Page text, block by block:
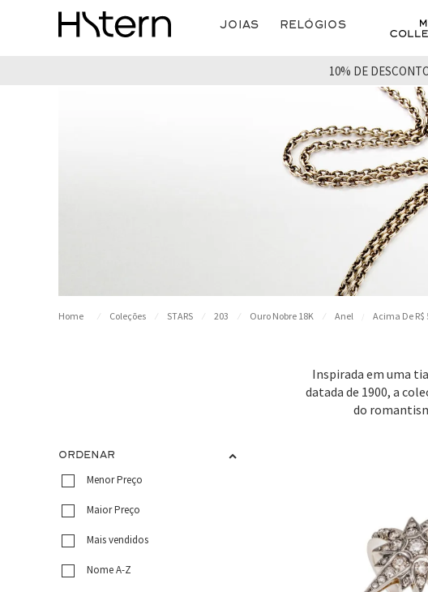
Joias Relógios
10% DE
Coleções STARS 203 Ouro Nobre 18K Anel Acima De R$
Inspirada em uma
datada de 1900, a
do
ORDENAR
Menor Preço
Maior Preço
Mais vendidos
Nome A-Z